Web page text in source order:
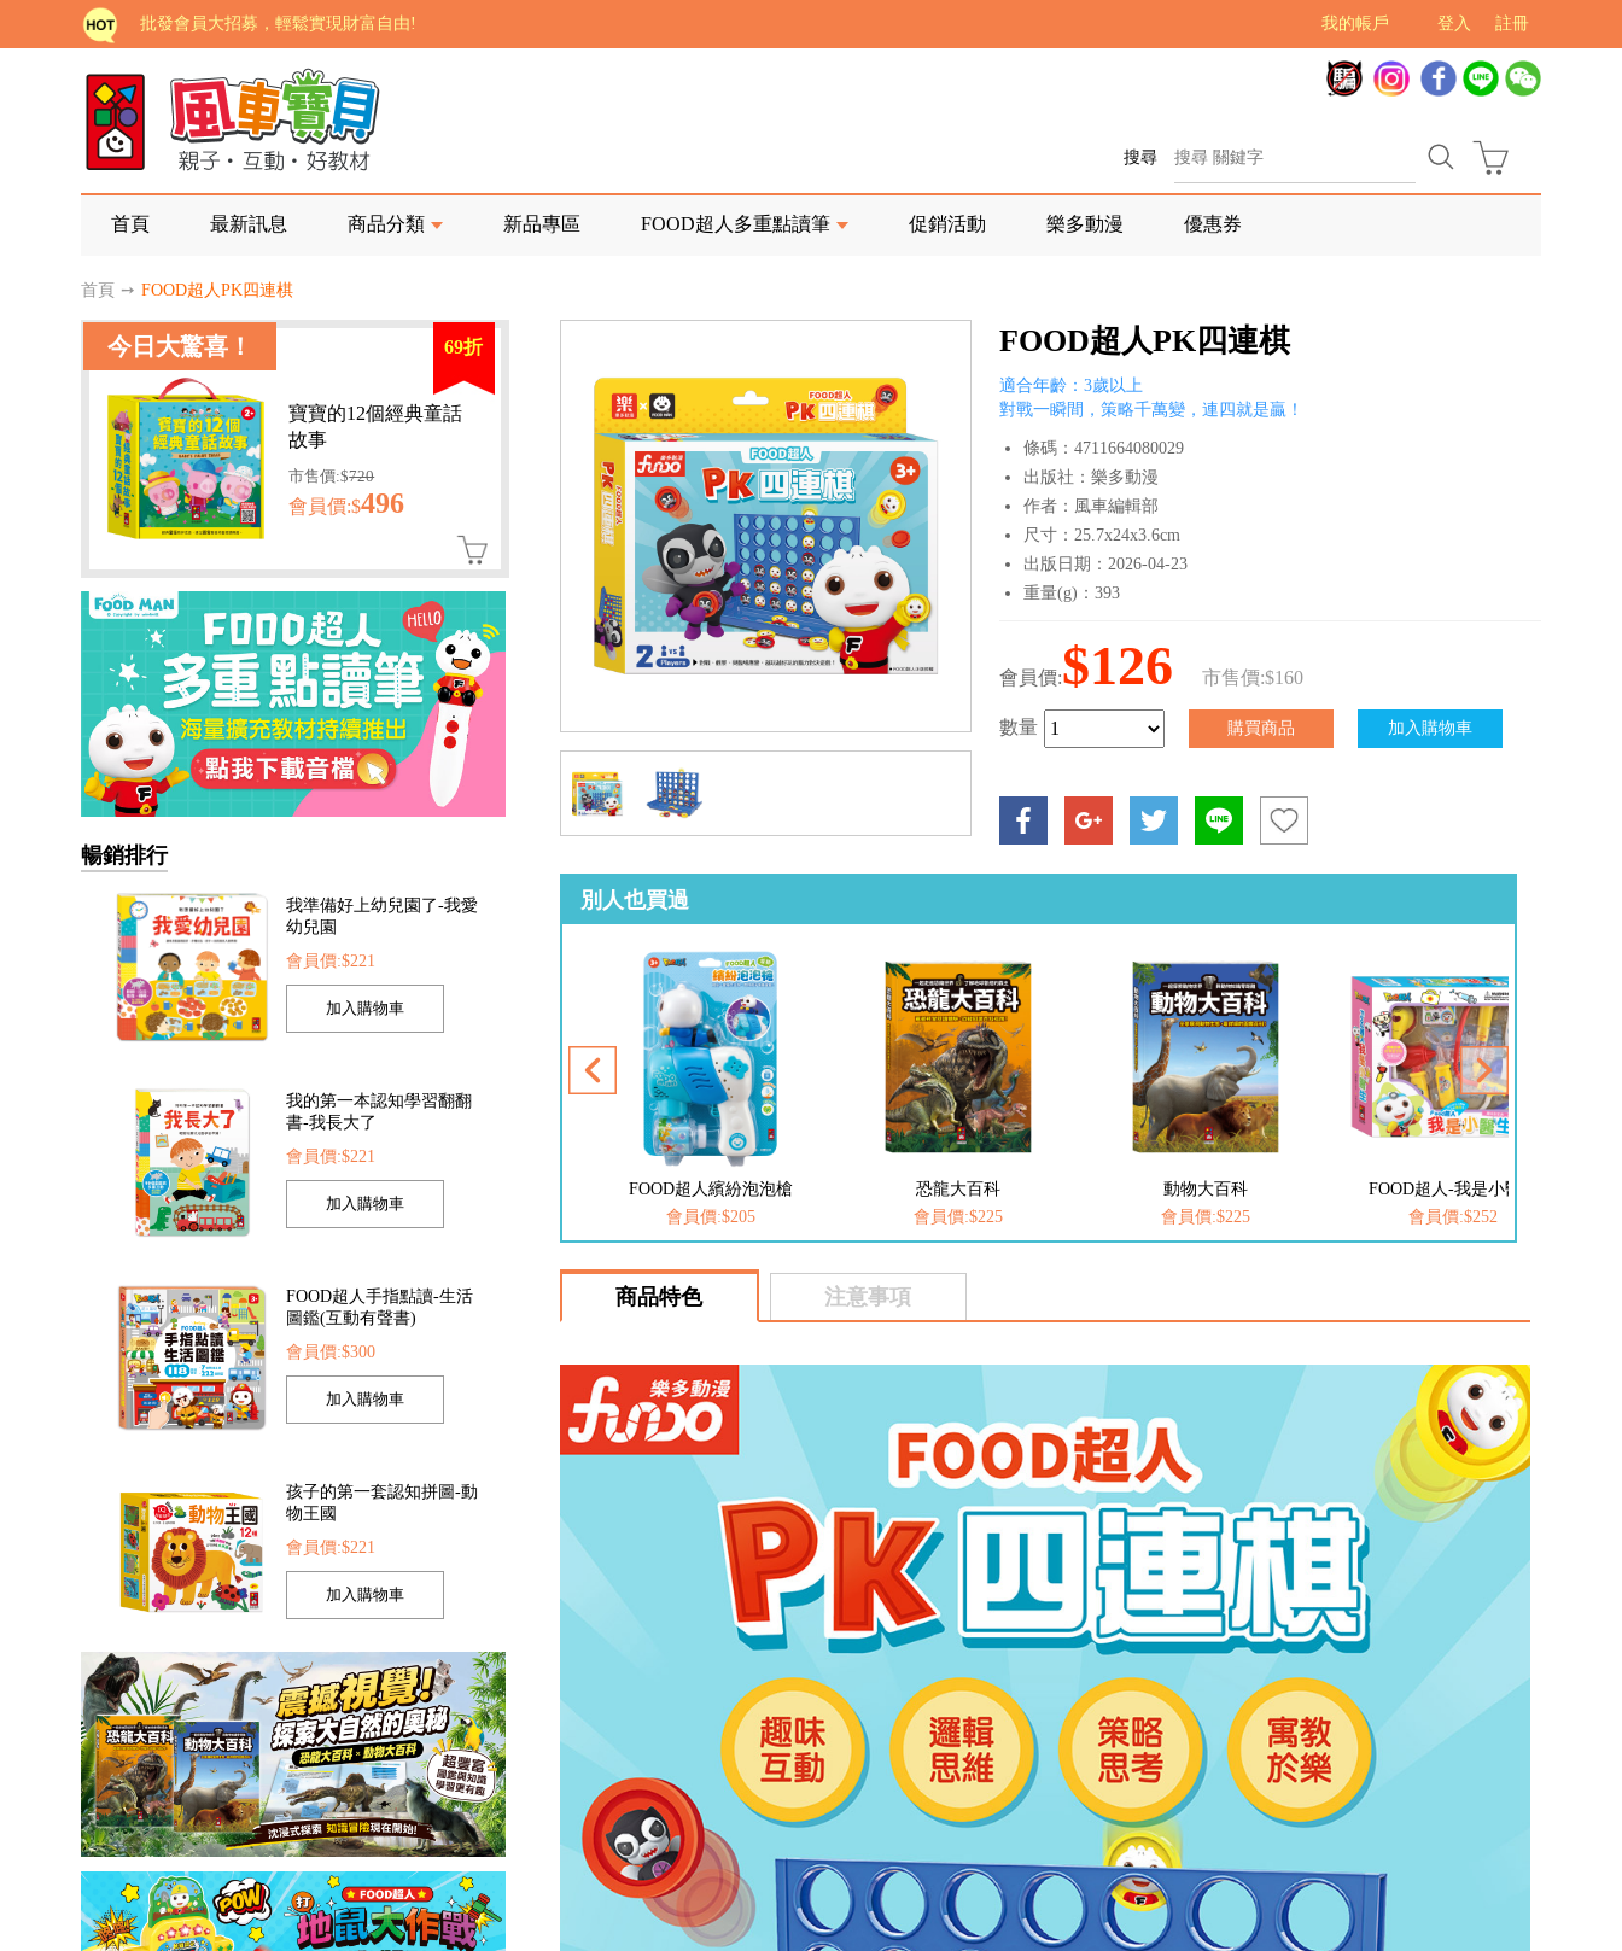
註冊
登入
我的帳戶
批發會員大招募，輕鬆實現財富自由!
如需更改或重開發票 需在訂單成立三天內通知客服 寄回發票需附上回郵郵票
老師您好!!幼教會員火熱招募中~
海外購物免煩惱！點我查看『海外購物流程說明』
家長樂了!「風車書版集團暨FOOD超人企業總部」目前正興建中!
老師您好!!幼教會員火熱招募中~
海外購物免煩惱！點我查看『海外購物流程說明』
搜尋
首頁 最新訊息 商品分類 新品專區 FOOD超人多重點讀筆 促銷活動 樂多動漫 優惠券
首頁 ➙ FOOD超人PK四連棋
今日大驚喜！ 69折
寶寶的12個經典童話
故事
市售價:$720
會員價:$496
暢銷排行
我準備好上幼兒園了-我愛
幼兒園
我的第一本認知學習翻翻
書-我長大了
FOOD超人手指點讀-生活
圖鑑(互動有聲書)
孩子的第一套認知拼圖-動
物王國
FOOD超人PK四連棋
適合年齡：3歲以上
對戰一瞬間，策略千萬變，連四就是贏！
條碼：4711664080029
出版社：樂多動漫
作者：風車編輯部
尺寸：25.7x24x3.6cm
出版日期：2026-04-23
重量(g)：393
會員價:$126 市售價:$160
數量
別人也買過
FOOD超人夢幻泡泡槍
會員價:$205
恐龍大百科
會員價:$225
動物大百科
會員價:$225
FOOD超人-我是小醫生
會員價:$252
愛思考的小小孩(全套8冊)
會員價:$537
商品特色 注意事項